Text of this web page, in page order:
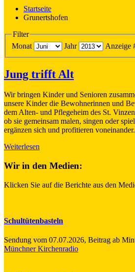
Startseite
Grunertshofen
Filter
Monat
Jahr Anzeige
Jung trifft Alt
Wir bringen Kinder und Senioren
unsere Kinder die Bewohnerinnen und
dem Alten- und Pflegeheim des St.
ob sie gemeinsam malen, singen oder
ergänzen sich und profitieren
Weiterlesen
Wir in den Medien:
Klicken Sie auf die Berichte aus den
Schultütenbasteln
Sendung vom 07.07.2026, Beitrag ab
Münchner Kirchenradio